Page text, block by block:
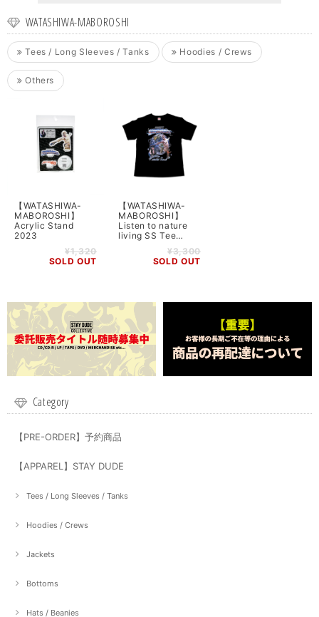
WATASHIWA-MABOROSHI
Tees / Long Sleeves / Tanks Hoodies / Crews
Others
【WATASHIWA-
MABOROSHI】
Acrylic Stand
2023
¥1,320
SOLD OUT
【WATASHIWA-
MABOROSHI】
Listen to nature
living SS Tee
¥3,300
SOLD OUT
Category
【PRE-ORDER】予約商品
【APPAREL】STAY DUDE
Tees / Long Sleeves / Tanks
Hoodies / Crews
Jackets
Bottoms
Hats / Beanies